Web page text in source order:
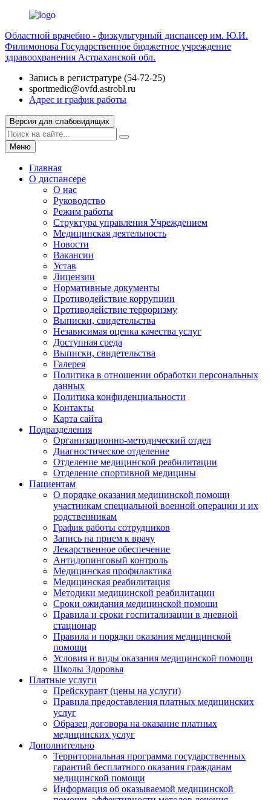
Областной врачебно - физкультурный диспансер им. Ю.И.
Филимонова Государственное бюджетное учреждение
здравоохранения Астраханской обл.
Запись в регистратуре (54-72-25)
sportmedic@ovfd.astrobl.ru
Адрес и график работы
Версия для слабовидящих
Меню
Главная
О диспансере
О нас
Руководство
Режим работы
Структура управления Учреждением
Медицинская деятельность
Новости
Вакансии
Устав
Лицензии
Нормативные документы
Противодействие коррупции
Противодействие терроризму
Выписки, свидетельства
Независимая оценка качества услуг
Доступная среда
Выписки, свидетельства
Галерея
Политика в отношении обработки персональных
данных
Политика конфиденциальности
Контакты
Карта сайта
Подразделения
Организационно-методический отдел
Диагностическое отделение
Отделение медицинской реабилитации
Отделение спортивной медицины
Пациентам
О порядке оказания медицинской помощи
участникам специальной военной операции и их
родственникам
График работы сотрудников
Запись на прием к врачу
Лекарственное обеспечение
Антидопинговый контроль
Медицинская профилактика
Медицинская реабилитация
Методики медицинской реабилитации
Сроки ожидания медицинской помощи
Правила и сроки госпитализации в дневной
стационар
Правила и порядки оказания медицинской
помощи
Условия и виды оказания медицинской помощи
Школы Здоровья
Платные услуги
Прейскурант (цены на услуги)
Правила предоставления платных медицинских
услуг
Образец договора на оказание платных
медицинских услуг
Дополнительно
Территориальная программа государственных
гарантий бесплатного оказания гражданам
медицинской помощи
Информация об оказываемой медицинской